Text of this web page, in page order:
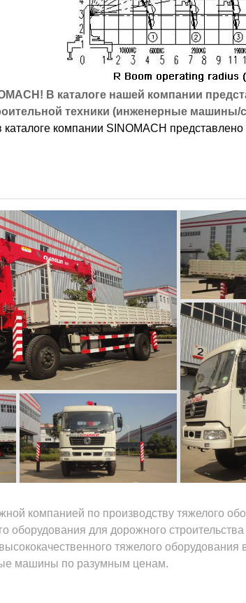
В каталоге нашей компании
техники (инженерные машины/
компании SINOMACH
компанией по производству тяжелого
оборудования для дорожного
тяжелого оборудования
машины по разумным ценам.